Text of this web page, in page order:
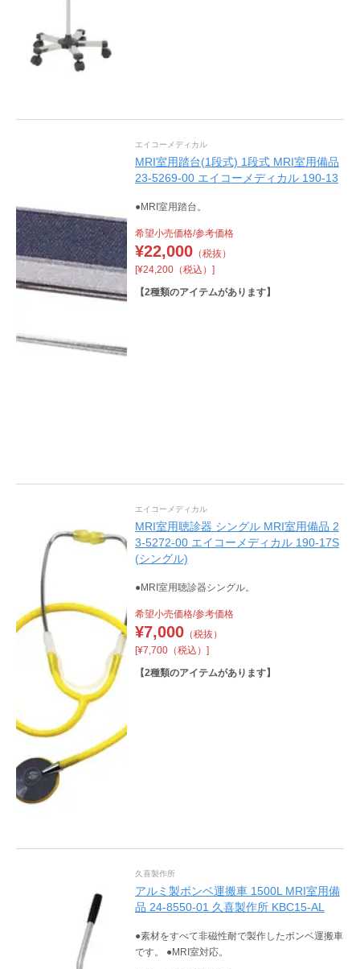
エイコーメディカル
MRI室用踏台(1段式) 1段式 MRI室用備品
23-5269-00 エイコーメディカル 190-13
●MRI室用踏台。
希望小売価格/参考価格
¥22,000（税抜）
[¥24,200（税込）]
【2種類のアイテムがあります】
エイコーメディカル
MRI室用聴診器 シングル MRI室用備品 2
3-5272-00 エイコーメディカル 190-17S
(シングル)
●MRI室用聴診器シングル。
希望小売価格/参考価格
¥7,000（税抜）
[¥7,700（税込）]
【2種類のアイテムがあります】
久喜製作所
アルミ製ボンベ運搬車 1500L MRI室用備
品 24-8550-01 久喜製作所 KBC15-AL
●素材をすべて非磁性耐で製作したボンベ運搬車
です。 ●MRI室対応。